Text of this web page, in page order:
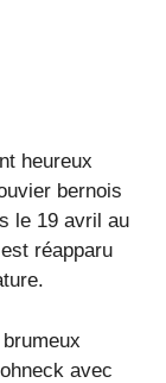
heureux
bernois
le 19 avril au
réapparu
avec